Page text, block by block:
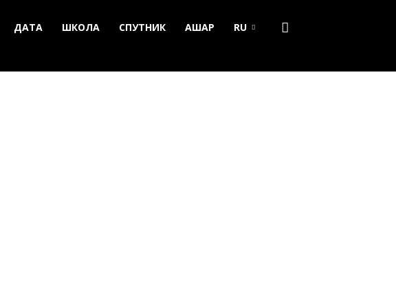
ДАТА ШКОЛА СПУТНИК АШАР RU